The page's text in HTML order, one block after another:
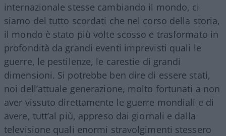
internazionale stesse cambiando il mondo, ci
siamo del tutto scordati che nel corso della storia,
il mondo è stato più volte scosso e trasformato in
profondità da grandi eventi imprevisti quali le
guerre, le pestilenze, le carestie di grandi
dimensioni. Si potrebbe ben dire di essere stati,
noi dell’attuale generazione, molto fortunati a non
aver vissuto direttamente le guerre mondiali e di
avere, tutt’al più, appreso dai giornali e dalla
televisione quali enormi stravolgimenti stessero